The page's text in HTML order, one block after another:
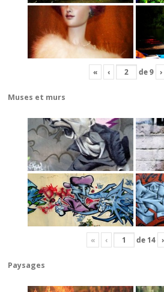
« ‹ de9 ›
Muses et murs
« ‹ de 14 ›
Paysages